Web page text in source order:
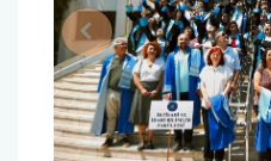
Previous